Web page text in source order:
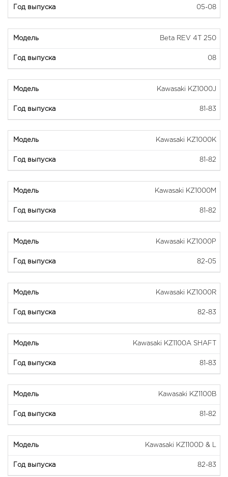
05-08
Beta REV 4T 250
08
Kawasaki KZ1000J
81-83
Kawasaki KZ1000K
81-82
Kawasaki KZ1000M
81-82
Kawasaki KZ1000P
82-05
Kawasaki KZ1000R
82-83
Kawasaki KZ1100A SHAFT
81-83
Kawasaki KZ1100B
81-82
Kawasaki KZ1100D & L
82-83